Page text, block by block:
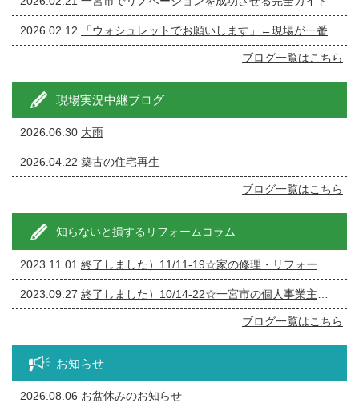
2026.02.12 「ウォシュレットでお願いします」←現場が一番ざわつく一言です。
ブログ一覧はこちら
現場実況中継ブログ
2026.06.30 大雨
2026.04.22 築古の住宅再生
ブログ一覧はこちら
知らないと損するリフォームコラム
2023.11.01 終了しました）11/11-19☆家の修理・リフォーム・リノベーション相談会
2023.09.27 終了しました）10/14-22☆一宮市の個人事業主の方必見！事務所の修繕・リフォーム相談会
ブログ一覧はこちら
お知らせ
2026.08.06 お盆休みのお知らせ